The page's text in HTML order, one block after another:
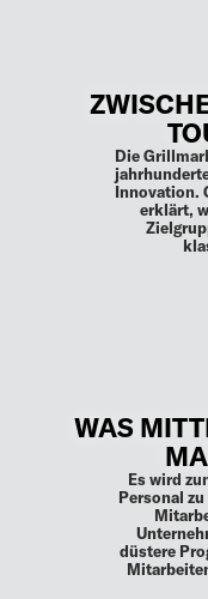
Die
erklärt,